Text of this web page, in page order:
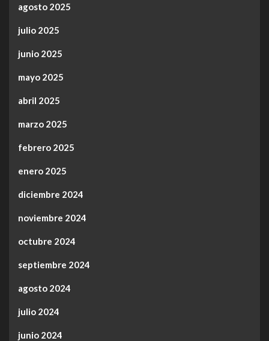
agosto 2025
julio 2025
junio 2025
mayo 2025
abril 2025
marzo 2025
febrero 2025
enero 2025
diciembre 2024
noviembre 2024
octubre 2024
septiembre 2024
agosto 2024
julio 2024
junio 2024